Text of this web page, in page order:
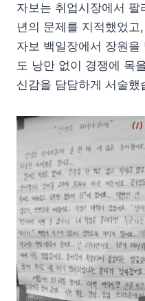
자보는 취업시장에서
년의 문제를 지적했었
자보 백일장에서 장원을
도 낭만 없이 경쟁에 목
신감을 담담하게 서술했